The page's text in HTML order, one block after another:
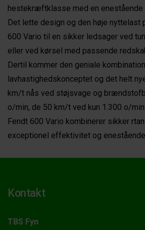
hestekræftklasse med en enestående
Det lette design og den høje nyttelast
600 Vario til en sikker ledsager ved
eller ved kørsel med passende
Dertil kommer den geniale
lavhastighedskonceptet og det helt
km/t nås ved støjsvage og
o/min, de 50 km/t ved kun 1.300 o/
Fendt 600 Vario kombinerer sikker
exceptionel effektivitet og
Kontakt
TBS Fyn